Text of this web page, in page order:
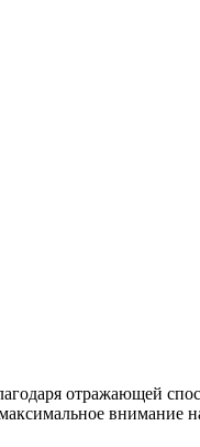
отражающей
внимание